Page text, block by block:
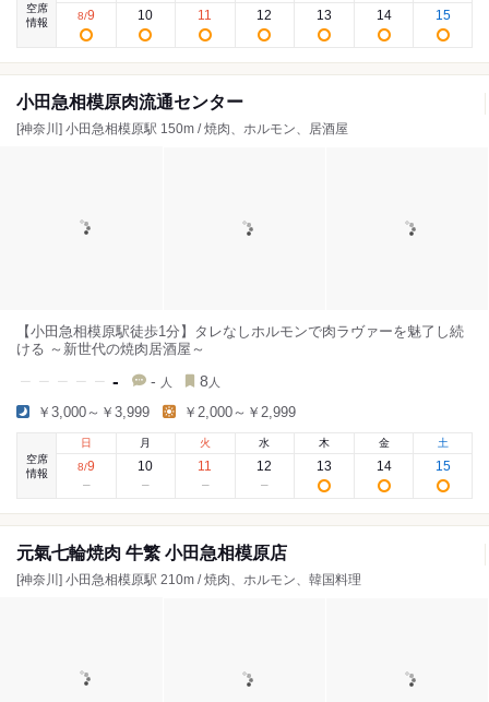
空席
情報
8/9 10 11 12 13 14 15
小田急相模原肉流通センター
[神奈川] 小田急相模原駅 150m / 焼肉、ホルモン、居酒屋
【小田急相模原駅徒歩1分】タレなしホルモンで肉ラヴァーを魅了し続
ける ～新世代の焼肉居酒屋～
- - 人 8 人
￥3,000～￥3,999 ￥2,000～￥2,999
空席
情報
日
8/9
月
10
火
11
水
12
木
13
金
14
土
15
元氣七輪焼肉 牛繁 小田急相模原店
[神奈川] 小田急相模原駅 210m / 焼肉、ホルモン、韓国料理